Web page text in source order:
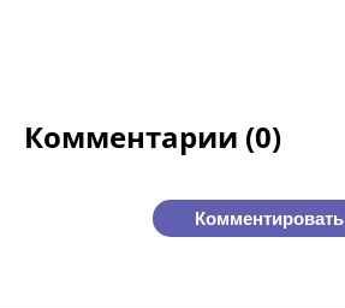
Комментарии (0)
Комментировать